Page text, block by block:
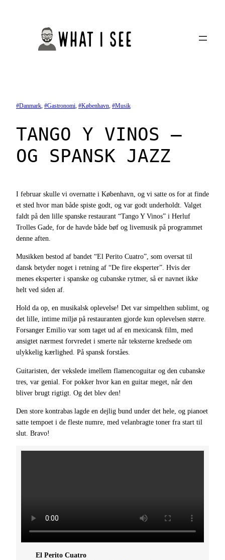
Danmark, Gastronomi, København, Musik
TANGO Y VINOS –
OG SPANSK JAZZ
I februar skulle vi overnatte i København, og vi satte os for at finde
et sted hvor man både spiste godt, og var godt underholdt. Valget
faldt på den lille spanske restaurant “Tango Y Vinos” i Herluf
Trolles Gade, for de havde både bøf og livemusik på programmet
denne aften.
Musikken bestod af bandet “El Perito Cuatro”, som oversat til
dansk betyder noget i retning af “De fire eksperter”. Hvis der
menes eksperter i spanske og cubanske rytmer, så er navnet ikke
helt ved siden af.
Hold da op, en musikalsk oplevelse! Det var simpelthen sublimt, og
det lille, intime miljø på restauranten gjorde kun oplevelsen større.
Forsanger Emilio var som taget ud af en mexicansk film, med
ansigtet nærmest forvredet i smerte når teksterne kredsede om
ulykkelig kærlighed. På spansk forståes.
Guitaristen, der vekslede imellem flamencoguitar og den cubanske
tres, var genial. For pokker hvor kan en guitar meget, når den
bliver brugt rigtigt. Og det blev den!
Den store kontrabas lagde en dejlig bund under det hele, og pianoet
satte tempoet i de fleste numre, med velanbragte toner fra start til
slut. Bravo!
El Perito Cuatro